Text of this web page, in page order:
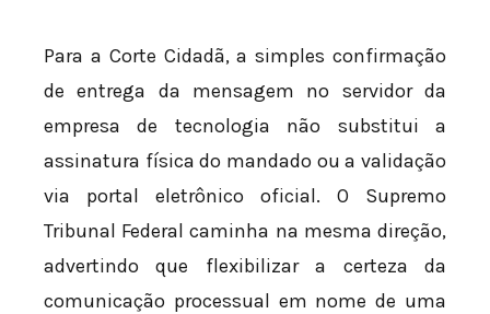
Para a Corte Cidadã, a simples confirmação
de entrega da mensagem no servidor da
empresa de tecnologia não substitui a
assinatura física do mandado ou a validação
via portal eletrônico oficial. O Supremo
Tribunal Federal caminha na mesma direção,
advertindo que flexibilizar a certeza da
comunicação processual em nome de uma